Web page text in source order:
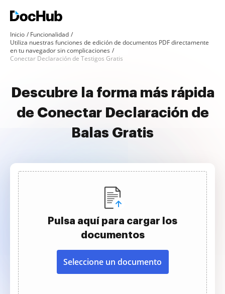
Inicio
Funcionalidad
Utiliza nuestras funciones de edición de documentos PDF directamente
en tu navegador sin complicaciones
Conectar Declaración de Testigos Gratis
Descubre la forma más rápida
de Conectar Declaración de
Balas Gratis
Pulsa aquí para cargar los
documentos
Seleccione un documento